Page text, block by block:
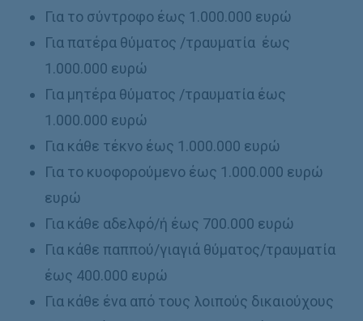
Για το σύντροφο έως 1.000.000 ευρώ
Για πατέρα θύματος /τραυματία έως
1.000.000 ευρώ
Για μητέρα θύματος /τραυματία έως
1.000.000 ευρώ
Για κάθε τέκνο έως 1.000.000 ευρώ
Για το κυοφορούμενο έως 1.000.000 ευρώ
ευρώ
Για κάθε αδελφό/ή έως 700.000 ευρώ
Για κάθε παππού/γιαγιά θύματος/τραυματία
έως 400.000 ευρώ
Για κάθε ένα από τους λοιπούς δικαιούχους